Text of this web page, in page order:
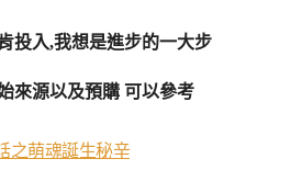
投入,我想是進步的一大步
來源以及預購 可以參考
之萌魂誕生秘辛